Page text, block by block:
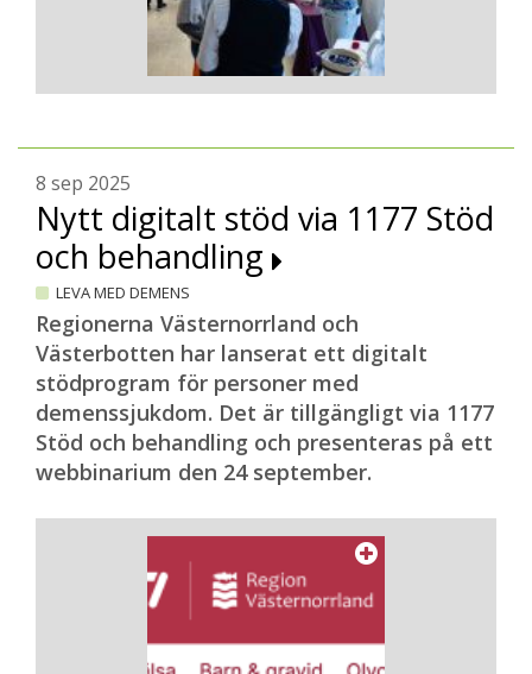
8 sep 2025
Nytt digitalt stöd via 1177 Stöd
och behandling
LEVA MED DEMENS
Regionerna Västernorrland och
Västerbotten har lanserat ett digitalt
stödprogram för personer med
demenssjukdom. Det är tillgängligt via 1177
Stöd och behandling och presenteras på ett
webbinarium den 24 september.